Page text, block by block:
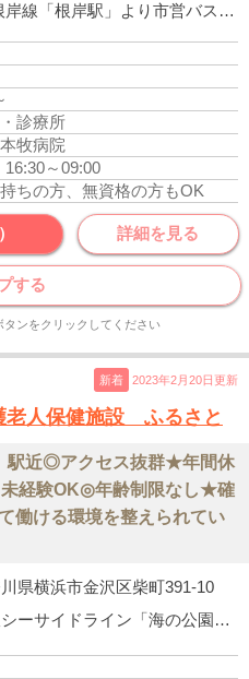
JR根岸線「根岸駅」より市営バス『保土ケ谷車庫前 』行「本牧（バス停）」下車徒歩5分
診療所
牧病院
16:30～09:00
ちの方、無資格の方もOK
詳細を見る
する
ンをクリックしてください
新着 2023年2月20日更新
人保健施設 ふるさと
駅近◎アクセス抜群★年間休
未経験OK◎年齢制限なし★確
働ける環境を整えられてい
県横浜市金沢区柴町391-10
金沢シーサイドライン「海の公園柴口駅」より徒歩1分